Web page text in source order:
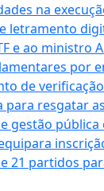
na
letramento
e ao ministro
por
de
para resgatar
gestão
partidos